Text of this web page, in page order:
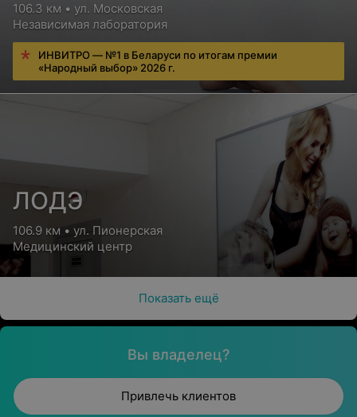
106.3 км • ул. Московская
Независимая лаборатория
ИНВИТРО — №1 в Беларуси по итогам премии
«Народный выбор» 2026 г.
ЛОДЭ
106.9 км • ул. Пионерская
Медицинский центр
Показать ещё
Вы владелец?
Привлечь клиентов